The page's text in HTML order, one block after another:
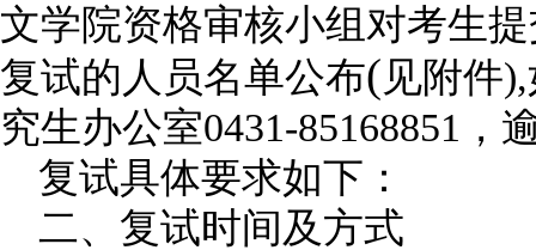
文学院资格审核小组对考生
复试的人员名单公布( 见附件),
究生办公室0431-85168851 ，
复试具体要求如下：
二、复试时间及方式